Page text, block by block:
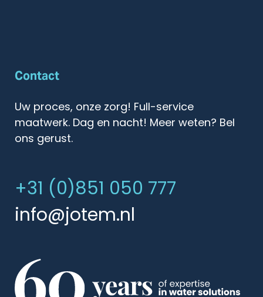
Contact
Uw proces, onze zorg! Full-service
maatwerk. Dag en nacht! Meer weten? Bel
ons gerust.
+31 (0)851 050 777
info@jotem.nl